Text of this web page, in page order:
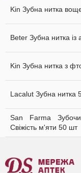
Kin Зубна нитка
Beter Зубна нитка із
Kin Зубна нитка з
Lacalut Зубна нитка
San Farma
Свіжість м'яти 50 шт